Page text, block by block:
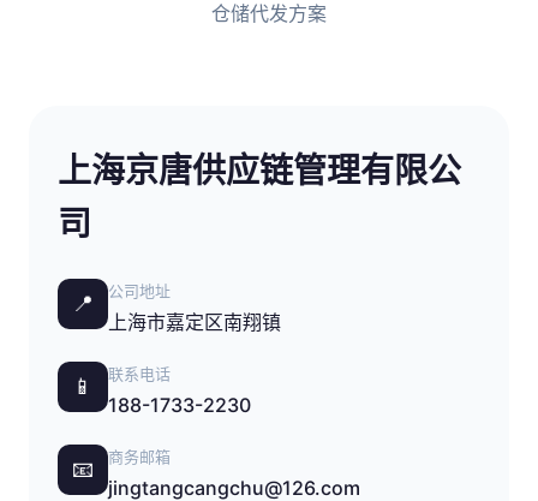
仓储代发方案
上海京唐供应链管理有限公
司
📍 公司地址
上海市嘉定区南翔镇
📱 联系电话
188-1733-2230
📧 商务邮箱
jingtangcangchu@126.com